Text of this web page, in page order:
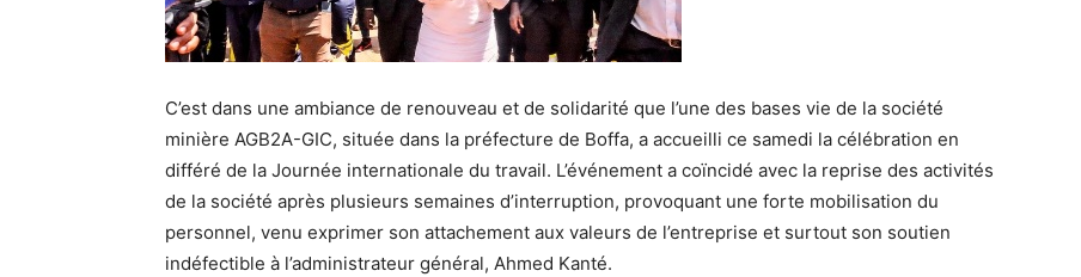
C’est dans une ambiance de renouveau et de solidarité que l’une des bases vie de la société
minière AGB2A-GIC, située dans la préfecture de Boffa, a accueilli ce samedi la célébration en
différé de la Journée internationale du travail. L’événement a coïncidé avec la reprise des activités
de la société après plusieurs semaines d’interruption, provoquant une forte mobilisation du
personnel, venu exprimer son attachement aux valeurs de l’entreprise et surtout son soutien
indéfectible à l’administrateur général, Ahmed Kanté.